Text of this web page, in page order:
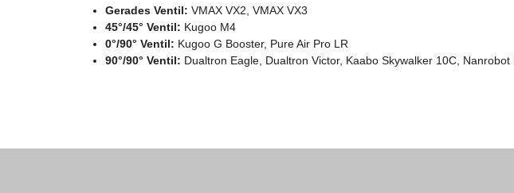
Gerades Ventil: VMAX VX2, VMAX VX3
45°/45° Ventil: Kugoo M4
0°/90° Ventil: Kugoo G Booster, Pure Air Pro LR
90°/90° Ventil: Dualtron Eagle, Dualtron Victor, Kaabo Skywalker 10C,